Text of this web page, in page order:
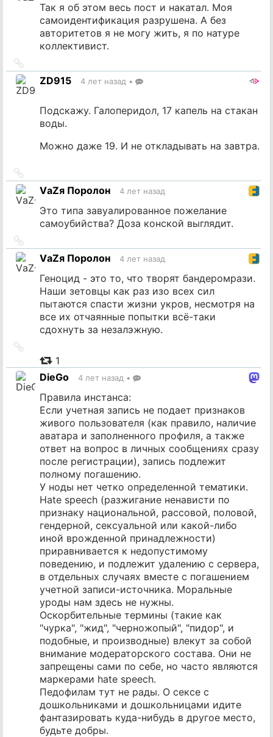
Так я об этом весь пост и накатал. Моя
самоидентификация разрушена. А без
авторитетов я не могу жить, я по натуре
коллективист.
на
источник
ZD915 4 лет назад •
Подскажу. Галоперидол, 17 капель на стакан
воды.
Можно даже 19. И не откладывать на завтра.
на
источник
VаZя Поролон 4 лет назад
Это типа завуалированное пожелание
самоубийства? Доза конской выглядит.
на
источник
VаZя Поролон 4 лет назад
Геноцид - это то, что творят бандеромрази.
Наши зетовцы как раз изо всех сил
пытаются спасти жизни укров, несмотря на
все их отчаянные попытки всё-таки
сдохнуть за незалэжную.
источник
1
DieGo
4 лет назад •
Правила инстанса:
Если учетная запись не подает признаков
живого пользователя (как правило, наличие
аватара и заполненного профиля, а также
ответ на вопрос в личных сообщениях сразу
после регистрации), запись подлежит
полному погашению.
У ноды нет четко определенной тематики.
Hate speech (разжигание ненависти по
признаку национальной, рассовой, половой,
гендерной, сексуальной или какой-либо
иной врожденной принадлежности)
приравнивается к недопустимому
поведению, и подлежит удалению с сервера,
в отдельных случаях вместе с погашением
учетной записи-источника. Моральные
уроды нам здесь не нужны.
Оскорбительные термины (такие как
"чурка", "жид", "черножопый", "пидор", и
подобные, и производные) влекут за собой
внимание модераторского состава. Они не
запрещены сами по себе, но часто являются
маркерами hate speech.
Педофилам тут не рады. О сексе с
дошкольниками и дошкольницами идите
фантазировать куда-нибудь в другое место,
будьте добры.